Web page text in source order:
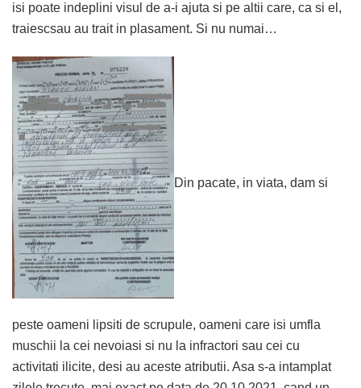
isi poate indeplini visul de a-i ajuta si pe altii care, ca si el,
traiescsau au trait in plasament. Si nu numai…
Din pacate, in viata, dam si
peste oameni lipsiti de scrupule, oameni care isi umfla
muschii la cei nevoiasi si nu la infractori sau cei cu
activitati ilicite, desi au aceste atributii. Asa s-a intamplat